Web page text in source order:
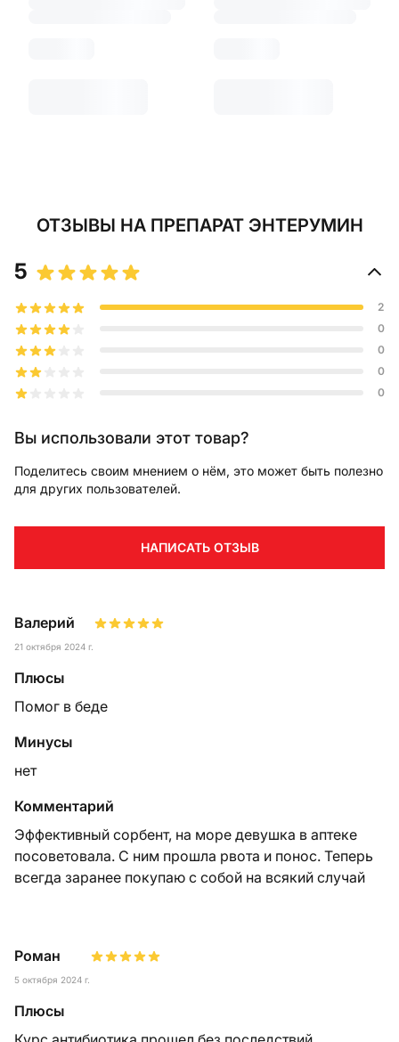
ОТЗЫВЫ НА ПРЕПАРАТ ЭНТЕРУМИН
Валерий
21 октября 2024 г.
Плюсы
Помог в беде
Минусы
нет
Комментарий
Эффективный сорбент, на море девушка в аптеке
посоветовала. С ним прошла рвота и понос. Теперь
всегда заранее покупаю с собой на всякий случай
Роман
5 октября 2024 г.
Плюсы
5
2
0
0
0
0
Вы использовали этот товар?
Поделитесь своим мнением о нём, это может быть полезно
для других пользователей.
НАПИСАТЬ ОТЗЫВ